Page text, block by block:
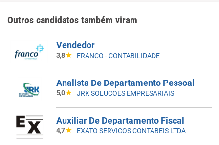
Outros candidatos também viram
Vendedor
3,8 FRANCO - CONTABILIDADE
Analista De Departamento Pessoal
5,0 JRK SOLUCOES EMPRESARIAIS
Auxiliar De Departamento Fiscal
4,7 EXATO SERVICOS CONTABEIS LTDA